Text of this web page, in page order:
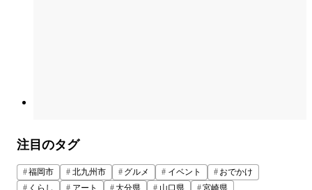
注目のタグ
福岡市 北九州市 グルメ イベント
おでかけ
くらし
アート 大分県 山口県 宮崎県